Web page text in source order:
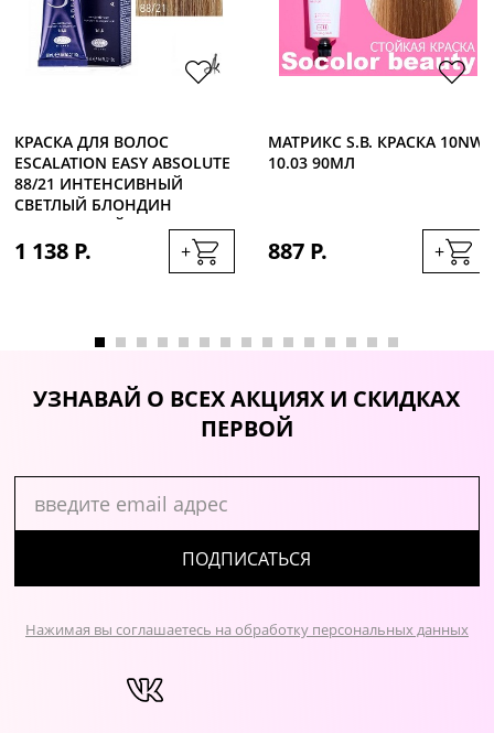
КРАСКА ДЛЯ ВОЛОС
ESCALATION EASY ABSOLUTE
88/21 ИНТЕНСИВНЫЙ
СВЕТЛЫЙ БЛОНДИН
ПЛАТИНОВЫЙ, 60МЛ
1 138 Р. +
МАТРИКС S.B. КРАСКА 10NW
10.03 90МЛ
887 Р. +
УЗНАВАЙ О ВСЕХ АКЦИЯХ И СКИДКАХ
ПЕРВОЙ
ПОДПИСАТЬСЯ
Нажимая вы соглашаетесь на обработку персональных данных